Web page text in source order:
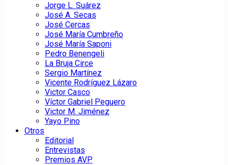
Jorge L. Suárez
José A. Secas
José Cercas
José María Cumbreño
José María Saponi
Pedro Benengeli
La Bruja Circe
Sergio Martínez
Vicente Rodríguez Lázaro
Victor Casco
Víctor Gabriel Peguero
Victor M. Jiménez
Yayo Pino
Otros
Editorial
Entrevistas
Premios AVP